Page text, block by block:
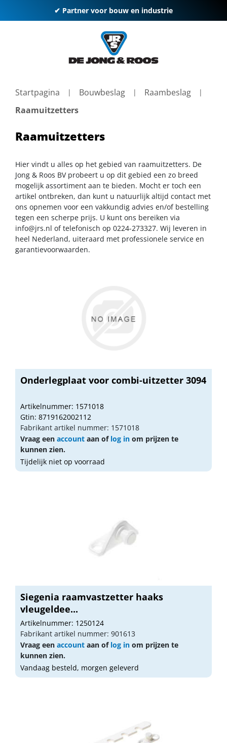
✔ Partner voor bouw en industrie
Startpagina Bouwbeslag
Raambeslag
Raamuitzetters
Raamuitzetters
Hier vindt u alles op het gebied van raamuitzetters. De
Jong & Roos BV probeert u op dit gebied een zo breed
mogelijk assortiment aan te bieden. Mocht er toch een
artikel ontbreken, dan kunt u natuurlijk altijd contact met
ons opnemen voor een vakkundig advies en/of bestelling
tegen een scherpe prijs. U kunt ons bereiken via
info@jrs.nl of telefonisch op 0224-273327. Wij leveren in
heel Nederland, uiteraard met professionele service en
garantievoorwaarden.
Onderlegplaat voor combi-uitzetter 3094
Artikelnummer: 1571018
Gtin: 8719162002112
Fabrikant artikel nummer: 1571018
Vraag een account aan of log in om prijzen te
kunnen zien.
Tijdelijk niet op voorraad
Siegenia raamvastzetter haaks
vleugeldee...
Artikelnummer: 1250124
Fabrikant artikel nummer: 901613
Vraag een account aan of log in om prijzen te
kunnen zien.
Vandaag besteld, morgen geleverd